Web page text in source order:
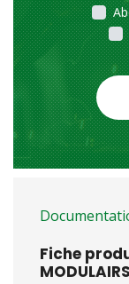
Fiche
MODULAIRS